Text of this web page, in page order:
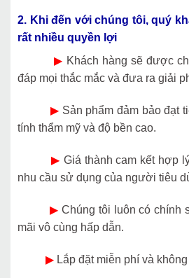
2. Khi đến với chúng tôi, quý
rất nhiều quyền lợi
▶ Khách hàng sẽ được
đáp mọi thắc mắc và đưa ra giải
▶ Sản phẩm đảm bảo đạt
tính thẩm mỹ và độ bền cao.
▶ Giá thành cam kết hợp
nhu cầu sử dụng của người tiêu
▶Chúng tôi luôn có chính
mãi vô cùng hấp dẫn.
▶ Lắp đặt miễn phí và